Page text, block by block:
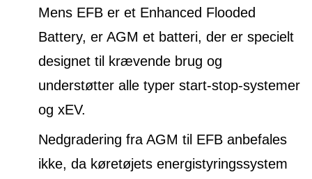
Mens EFB er et Enhanced Flooded
Battery, er AGM et batteri, der er specielt
designet til krævende brug og
understøtter alle typer start-stop-systemer
og xEV.
Nedgradering fra AGM til EFB anbefales
ikke, da køretøjets energistyringssystem